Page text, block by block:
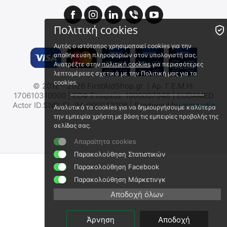
🖍
Special Operation Forces
(SOF®) Tourniquet -
Generation 5 - Ιμάντας
Ίσχαιμης Περίδεσης -
84-0009
Άμεσα διαθέσιμο
Αποστολή εντός 24 ωρών
(χωρίς ΦΠΑ)
Απλό Αιμοστατικό Λάστιχο
Α' Βοηθειών 33 cm
AIMLA
Άμεσα διαθέσιμο
€ 0.69
€ 0.56
© 2012 - 2026 FirstAidShop.gr. | Αρ. Γ.Ε.Μ.Η:
170610310000 | ΕΟΦ Εταιρεία: 1000007048 | EUDAMED
Actor ID.SNR: EL-IM-000043108 | Produced bymomedia
Πολιτική cookies
Αυτός ο ιστότοπος χρησιμοποιεί cookies για την
αποθήκευση πληροφοριών στον υπολογιστή σας.
Ανατρέξτε στην πολιτική cookiesγια περισσότερες
λεπτομέρειες σχετικά με την Πολιτική μας για τα
cookies.
Αναλυτικά τα cookies για να δημιουργήσουμε καλύτερα
την εμπειρία χρήστη με βάση τις εμπειρίες προβολής της
σελίδας σας.
Απαραίτητα cookies
Παρακολούθηση Στατιστικών
Παρακολούθηση Facebook
Παρακολούθηση Μάρκετινγκ
Αποδοχή όλων
Άρνηση Αποδοχή